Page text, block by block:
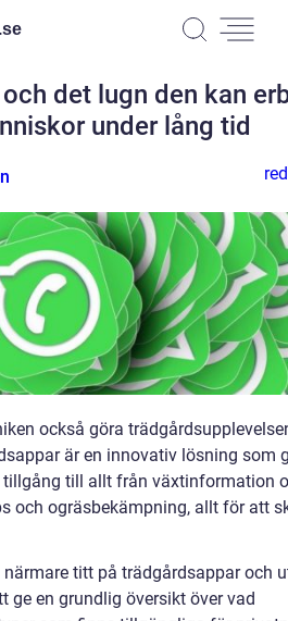
se
det lugn den kan
under lång tid
också göra
är en innovativ lösning som
till allt från växtinformation
och ogräsbekämpning, allt för att
titt på trädgårdsappar och
ge en grundlig översikt över vad